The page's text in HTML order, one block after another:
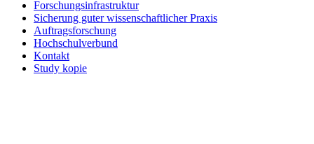
Forschungsinfrastruktur
Sicherung guter wissenschaftlicher Praxis
Auftragsforschung
Hochschulverbund
Kontakt
Study kopie